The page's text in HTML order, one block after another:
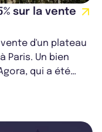
sur la vente
vente d'un plateau
Paris. Un bien
qui a été